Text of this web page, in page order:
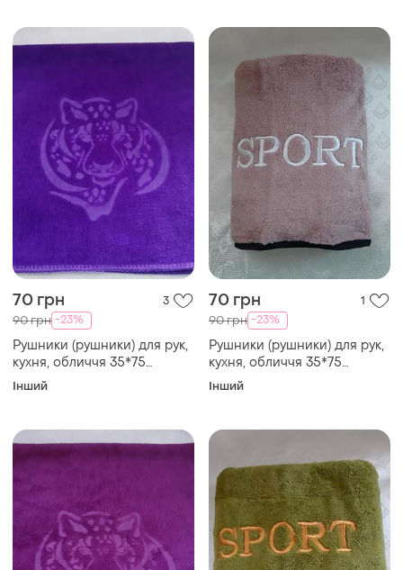
70 грн 3
90 грн -23%
Рушники (рушники) для рук,
кухня, обличчя 35*75
мікрофібра махра бузковий
Інший
70 грн 1
90 грн -23%
Рушники (рушники) для рук,
кухня, обличчя 35*75
мікрофібра махра рожевий
Інший